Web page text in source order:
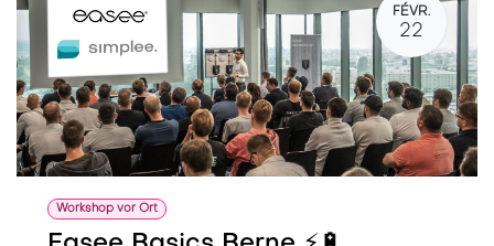
FÉVR.
22
Workshop vor Ort